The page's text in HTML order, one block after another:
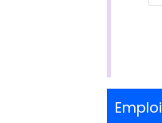
Emploi